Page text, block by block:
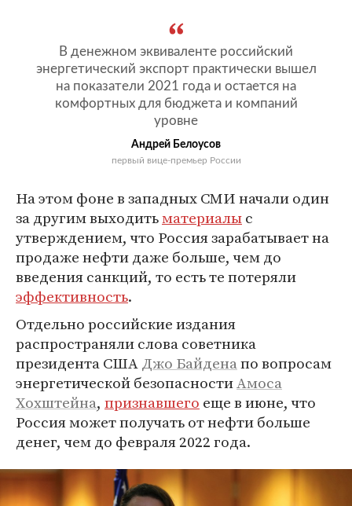
В денежном эквиваленте российский
энергетический экспорт практически вышел
на показатели 2021 года и остается на
комфортных для бюджета и компаний
уровне
Андрей Белоусов
первый вице-премьер России
На этом фоне в западных СМИ начали один
за другим выходитьматериалыс
утверждением, что Россия зарабатывает на
продаже нефти даже больше, чем до
введения санкций, то есть те потеряли
эффективность.
Отдельно российские издания
распространяли слова советника
президента СШАДжо Байденапо вопросам
энергетической безопасностиАмоса
Хохштейна, признавшего еще в июне, что
Россия может получать от нефти больше
денег, чем до февраля 2022 года.